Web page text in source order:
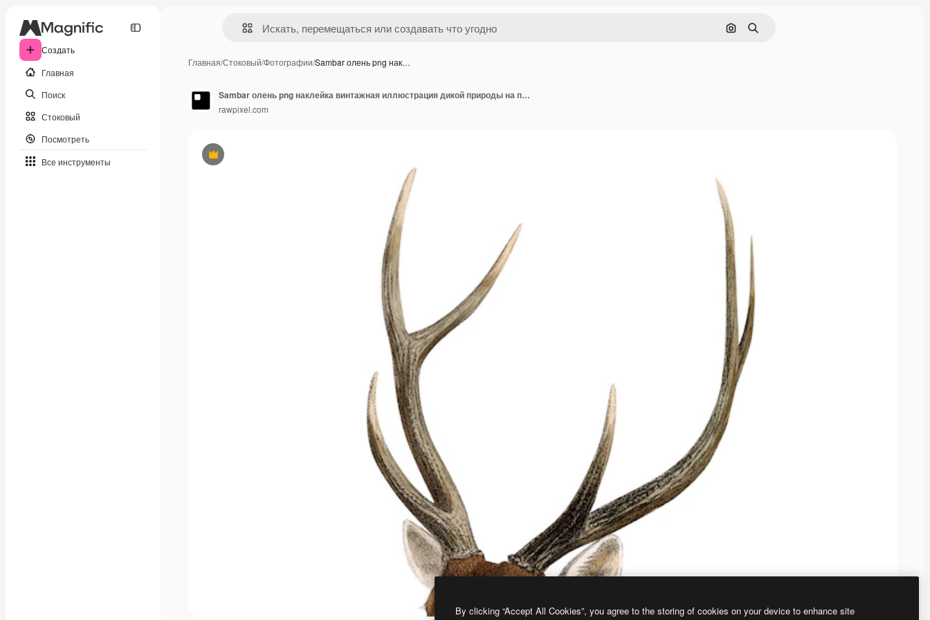
Создать
Главная
Поиск
Стоковый
Посмотреть
Все инструменты
Поиск по изображению
Поиск
Главная/Стоковый/Фотографии/Sambar олень png нак…
Премиум
Sambar олень png наклейка винтажная иллюстрация дикой природы на прозрачном фоне Более цифровое улучшение из нашего собственного издания 1900 года книги "Великая и маленькая игра" Ричарда Лайдеккера
rawpixel.com
By clicking “Accept All Cookies”, you agree to the storing of cookies on your device to enhance site